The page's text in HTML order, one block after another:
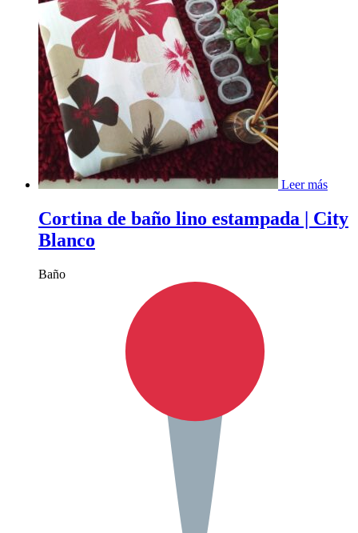
Leer más
Cortina de baño lino estampada | City
Blanco
Baño